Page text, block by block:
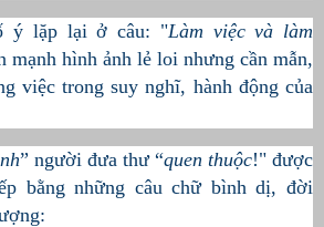
ý lặp lại ở câu: "Làm việc và làm
mạnh hình ảnh lẻ loi nhưng cần mẫn,
việc trong suy nghĩ, hành động của
” người đưa thư “quen thuộc!" được
bằng những câu chữ bình dị, đời